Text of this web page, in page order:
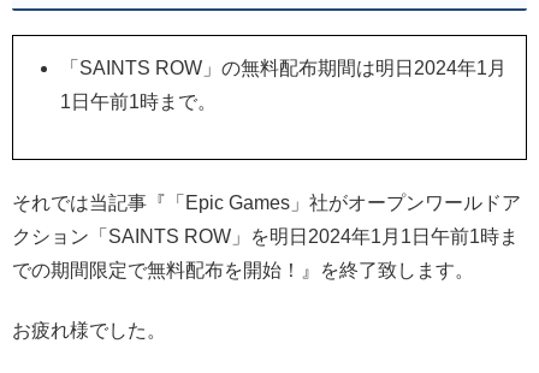
「SAINTS ROW」の無料配布期間は明日2024年1月
1日午前1時まで。
それでは当記事『「Epic Games」社がオープンワールドア
クション「SAINTS ROW」を明日2024年1月1日午前1時ま
での期間限定で無料配布を開始！』を終了致します。
お疲れ様でした。